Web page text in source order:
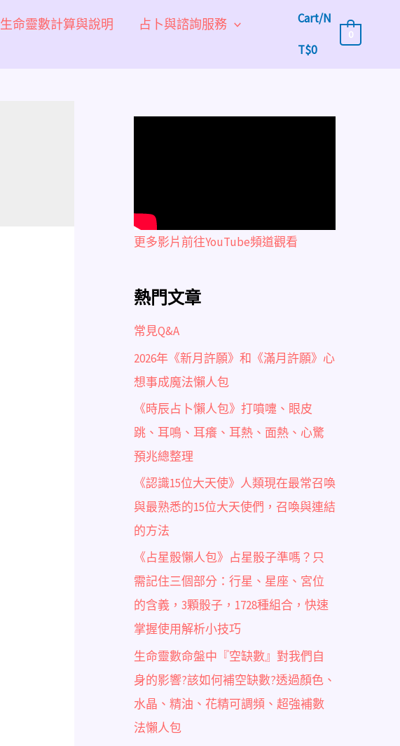
生命靈數計算與說明
占卜與諮詢服務
Cart/N
T$0
0
更多影片前往YouTube頻道觀看
熱門文章
常見Q&A
2026年《新月許願》和《滿月許願》心
想事成魔法懶人包
《時辰占卜懶人包》打噴嚏、眼皮
跳、耳鳴、耳癢、耳熱、面熱、心驚
預兆總整理
《認識15位大天使》人類現在最常召喚
與最熟悉的15位大天使們，召喚與連結
的方法
《占星骰懶人包》占星骰子準嗎？只
需記住三個部分：行星、星座、宮位
的含義，3顆骰子，1728種組合，快速
掌握使用解析小技巧
生命靈數命盤中『空缺數』對我們自
身的影響?該如何補空缺數?透過顏色、
水晶、精油、花精可調頻、超強補數
法懶人包